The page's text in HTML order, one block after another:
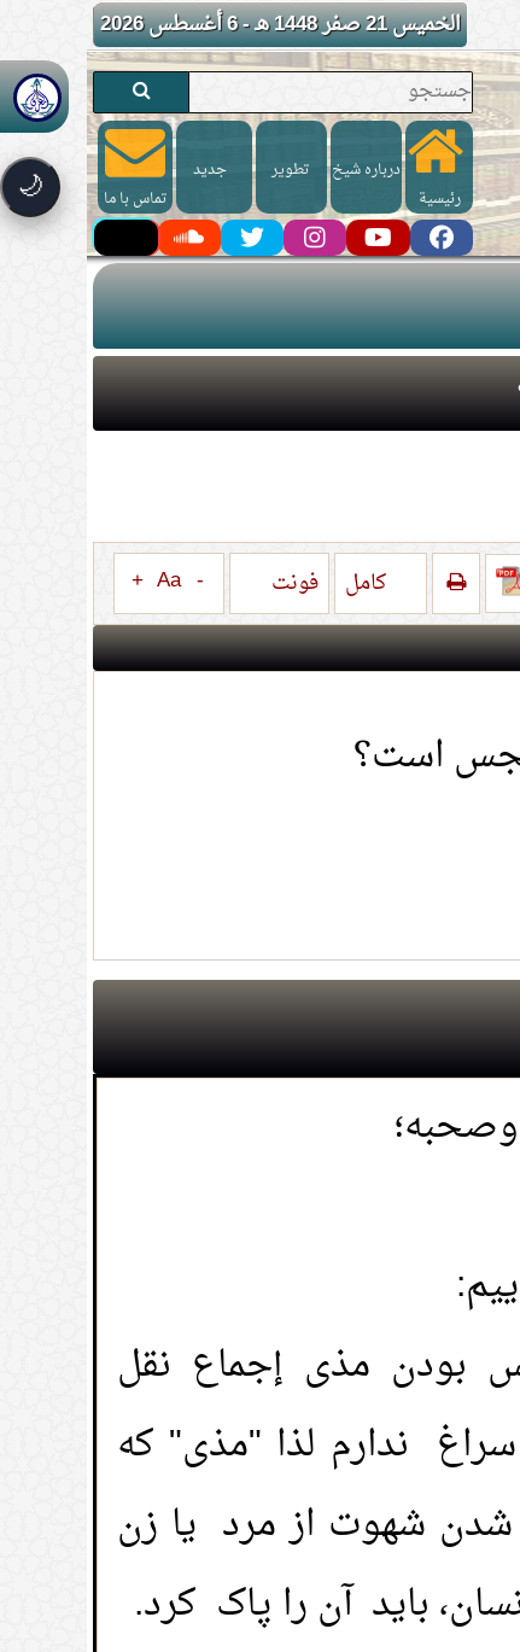
الخميس 21 صفر 1448 هـ - 6 أغسطس 2026
🌙 رئيسية
درباره شیخ تطوير
جدید
تماس با ما
کامل فونت -
Aa
+
نجس است؟
بودن مذی إجماع نقل
ندارم لذا "مذی" که
شهوت از مرد یا زن
باید آن را پاک کرد.